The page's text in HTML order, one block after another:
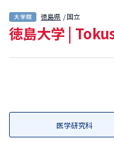
徳島県 / 国立
徳島大学 |
医学研究科